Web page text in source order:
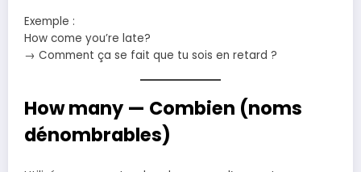
Exemple :
How come you’re late?
→ Comment ça se fait que tu sois en retard ?
How many — Combien (noms
dénombrables)